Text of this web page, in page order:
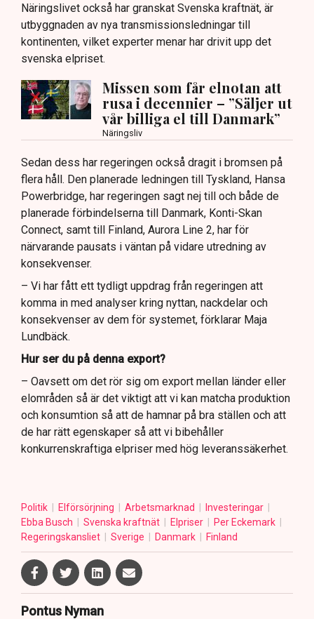
Näringslivet också har granskat Svenska kraftnät, är
utbyggnaden av nya transmissionsledningar till
kontinenten, vilket experter menar har drivit upp det
svenska elpriset.
Missen som får elnotan att
rusa i decennier – ”Säljer ut
vår billiga el till Danmark”
Näringsliv
Sedan dess har regeringen också dragit i bromsen på
flera håll. Den planerade ledningen till Tyskland, Hansa
Powerbridge, har regeringen sagt nej till och både de
planerade förbindelserna till Danmark, Konti-Skan
Connect, samt till Finland, Aurora Line 2, har för
närvarande pausats i väntan på vidare utredning av
konsekvenser.
– Vi har fått ett tydligt uppdrag från regeringen att
komma in med analyser kring nyttan, nackdelar och
konsekvenser av dem för systemet, förklarar Maja
Lundbäck.
Hur ser du på denna export?
– Oavsett om det rör sig om export mellan länder eller
elområden så är det viktigt att vi kan matcha produktion
och konsumtion så att de hamnar på bra ställen och att
de har rätt egenskaper så att vi bibehåller
konkurrenskraftiga elpriser med hög leveranssäkerhet.
Politik Elförsörjning Arbetsmarknad
Investeringar
Ebba Busch
Svenska kraftnät Elpriser
Per Eckemark
Regeringskansliet
Sverige Danmark Finland
Pontus Nyman